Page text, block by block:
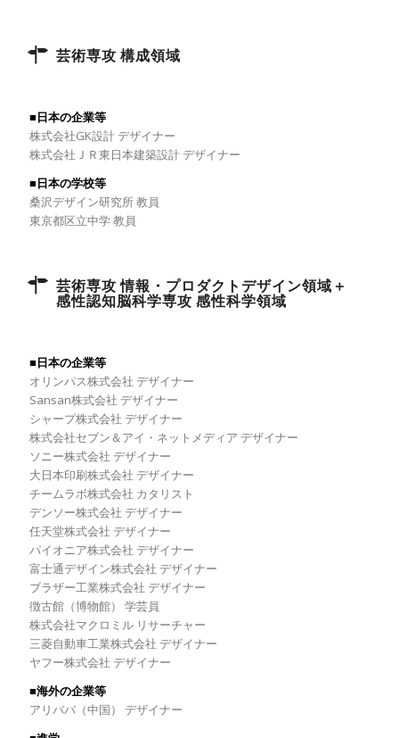
芸術専攻 構成領域
■日本の企業等
株式会社GK設計 デザイナー
株式会社ＪＲ東日本建築設計 デザイナー
■日本の学校等
桑沢デザイン研究所 教員
東京都区立中学 教員
芸術専攻 情報・プロダクトデザイン領域＋
感性認知脳科学専攻 感性科学領域
■日本の企業等
オリンパス株式会社 デザイナー
Sansan株式会社 デザイナー
シャープ株式会社 デザイナー
株式会社セブン＆アイ・ネットメディア デザイナー
ソニー株式会社 デザイナー
大日本印刷株式会社 デザイナー
チームラボ株式会社 カタリスト
デンソー株式会社 デザイナー
任天堂株式会社 デザイナー
パイオニア株式会社 デザイナー
富士通デザイン株式会社 デザイナー
ブラザー工業株式会社 デザイナー
徴古館（博物館） 学芸員
株式会社マクロミル リサーチャー
三菱自動車工業株式会社 デザイナー
ヤフー株式会社 デザイナー
■海外の企業等
アリババ（中国） デザイナー